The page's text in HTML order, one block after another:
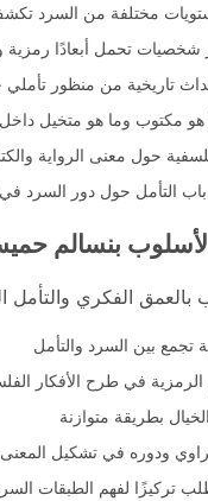
مختلفة من السرد
شخصيات تحمل أبعادًا رمزية
تاريخية من منظور تأملي
هو مكتوب وما هو متخيل
حول معنى الرواية
باب التأمل حول دور السرد
بنسالم
بالعمق الفكري
تجمع بين السرد والتأمل
في طرح الأفكار
بطريقة متوازنة
ودوره في تشكيل المعنى
تركيزًا لفهم الطبقات